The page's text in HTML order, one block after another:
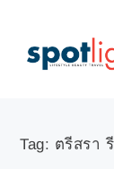
Tag: ตรีสรา